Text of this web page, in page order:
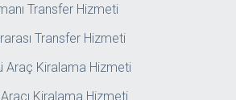
Transfer Hizmeti
Transfer Hizmeti
Araç Kiralama Hizmeti
Kiralama Hizmeti